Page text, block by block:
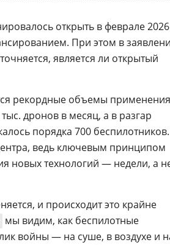
открыть в феврале 2026
При этом в
является ли открытый
рекордные объемы применения
дронов в месяц, а в разгар
порядка 700 беспилотников.
ведь ключевым принципом
новых технологий — недели, а
и происходит это крайне
мы видим, как беспилотные
войны — на суше, в воздухе и